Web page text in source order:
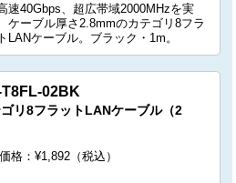
速40Gbps、超広帯域2000MHzを実
ケーブル厚さ2.8mmのカテゴリ8フラ
LANケーブル。ブラック・1m。
T8FL-02BK
リ8フラットLANケーブル（2
格：¥1,892（税込）